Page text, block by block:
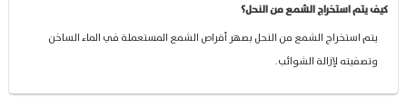
كيف يتم استخراج الشمع من النحل؟
يتم استخراج الشمع من النحل بصهر أقراص الشمع المستعملة في الماء الساخن
وتصفيته لإزالة الشوائب.